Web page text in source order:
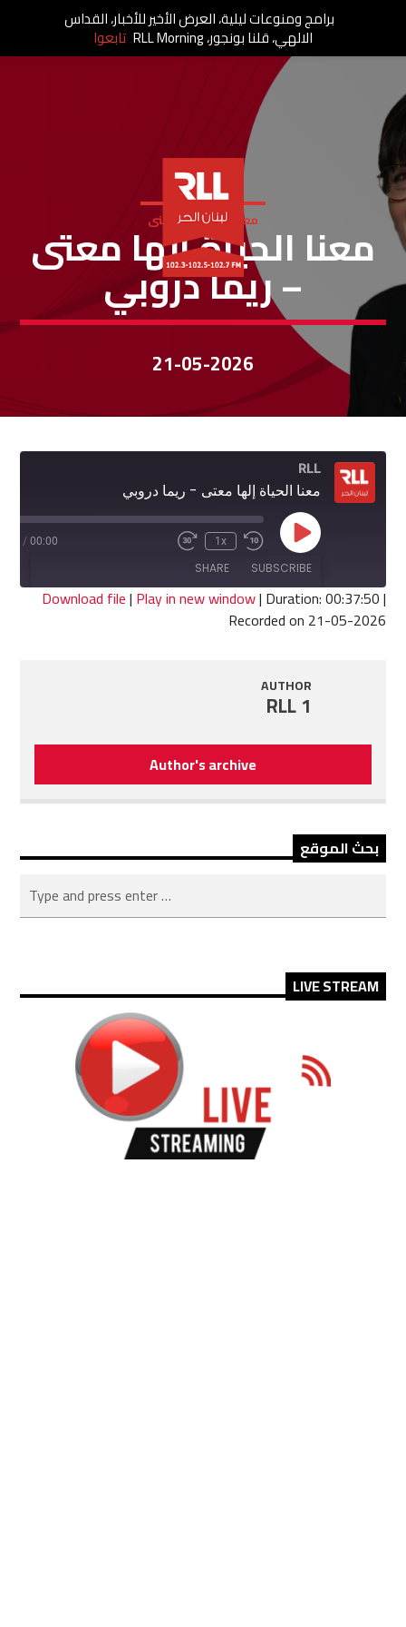
معنا الحياة الها معنى
معنا الحياة إلها معتى
– ريما دروبي
21-05-2026
RLL
معنا الحياة إلها معتى - ريما دروبي
Play
Episode
Rewind
10
Seconds
1x
Fast
seconds
00:00
/
SUBSCRIBE
SHARE
SHARE
Download file| Play in new window| Duration: 00:37:50|
Recorded on 21-05-2026
AUTHOR
RLL 1
Author's archive
بحث الموقع
LIVE STREAM
برامج ومنوعات ليلية، العرض الأخير للأخبار، القداس
الالهي، قلنا بونجور، RLL Morning تابعوا